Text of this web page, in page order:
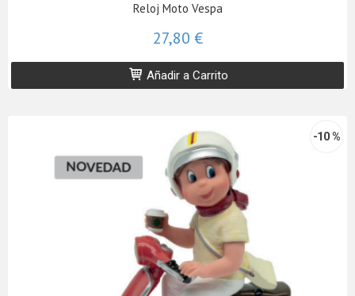
Reloj Moto Vespa
27,80 €
Añadir a Carrito
-10 %